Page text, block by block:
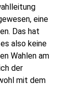
eine
Das hat
also keine
Wahlen am
der
mit dem